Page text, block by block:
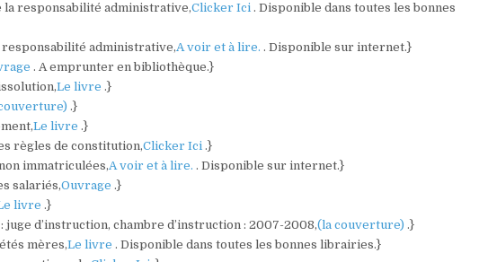
la responsabilité administrative,Clicker Ici. Disponible dans toutes les bonnes
responsabilité administrative,A voir et à lire.. Disponible sur internet.}
. A emprunter en bibliothèque.}
Le livre.}
.}
Le livre.}
règles de constitution,Clicker Ici.}
immatriculées,A voir et à lire.. Disponible sur internet.}
salariés,Ouvrage.}
livre.}
d’instruction, chambre d’instruction : 2007-2008,(la couverture).}
mères,Le livre. Disponible dans toutes les bonnes librairies.}